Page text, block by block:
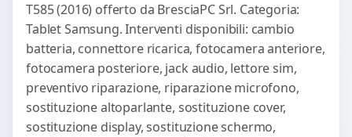
T585 (2016) offerto da BresciaPC Srl. Categoria:
Tablet Samsung. Interventi disponibili: cambio
batteria, connettore ricarica, fotocamera anteriore,
fotocamera posteriore, jack audio, lettore sim,
preventivo riparazione, riparazione microfono,
sostituzione altoparlante, sostituzione cover,
sostituzione display, sostituzione schermo,